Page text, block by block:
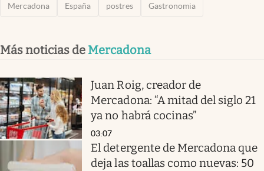
Mercadona España postres Gastronomia
Más noticias de Mercadona
Juan Roig, creador de
Mercadona: “A mitad del siglo 21
ya no habrá cocinas”
03:07
El detergente de Mercadona que
deja las toallas como nuevas: 50